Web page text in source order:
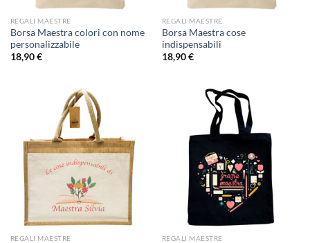
REGALI MAESTRE
Borsa Maestra colori con nome
personalizzabile
18,90€
REGALI MAESTRE
Borsa Maestra cose
indispensabili
18,90€
REGALI MAESTRE REGALI MAESTRE